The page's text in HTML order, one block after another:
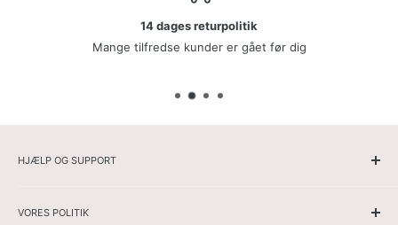
Kundeservice
Vores kundeservice er klar til at besvare alle dine spørgsmål
HJÆLP OG SUPPORT
Herrer
VORES POLITIK